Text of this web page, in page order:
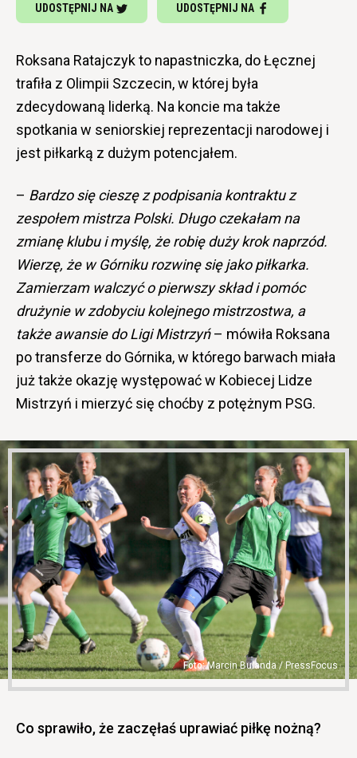
UDOSTĘPNIJ NA UDOSTĘPNIJ NA
Roksana Ratajczyk to napastniczka, do Łęcznej
trafiła z Olimpii Szczecin, w której była
zdecydowaną liderką. Na koncie ma także
spotkania w seniorskiej reprezentacji narodowej i
jest piłkarką z dużym potencjałem.
– Bardzo się cieszę z podpisania kontraktu z
zespołem mistrza Polski. Długo czekałam na
zmianę klubu i myślę, że robię duży krok naprzód.
Wierzę, że w Górniku rozwinę się jako piłkarka.
Zamierzam walczyć o pierwszy skład i pomóc
drużynie w zdobyciu kolejnego mistrzostwa, a
także awansie do Ligi Mistrzyń– mówiła Roksana
po transferze do Górnika, w którego barwach miała
już także okazję występować w Kobiecej Lidze
Mistrzyń i mierzyć się choćby z potężnym PSG.
Marcin Bulanda / PressFocus
Co sprawiło, że zaczęłaś uprawiać piłkę nożną?